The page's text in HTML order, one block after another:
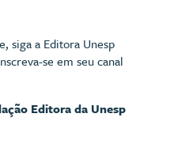
siga a Editora Unesp
se em seu canal
Editora da Unesp